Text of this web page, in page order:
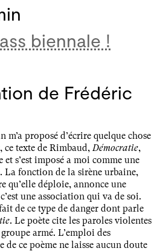
biennale !
de Frédéric
m’a proposé d’écrire quelque chose
texte de Rimbaud, Démocratie,
et s’est imposé a moi comme une
La fonction de la sirène urbaine,
qu’elle déploie, annonce une
une association qui va de soi.
de ce type de danger dont parle
. Le poète cite les paroles violentes
armé. L’emploi des
de ce poème ne laisse aucun doute